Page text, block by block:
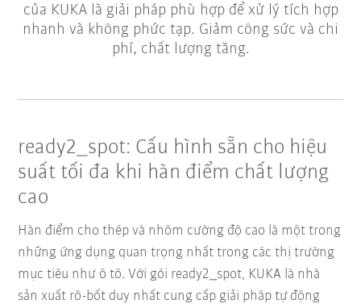
của KUKA là giải pháp phù hợp để xử lý tích hợp
nhanh và không phức tạp. Giảm công sức và chi
phí, chất lượng tăng.
ready2_spot: Cấu hình sẵn cho hiệu
suất tối đa khi hàn điểm chất lượng
cao
Hàn điểm cho thép và nhôm cường độ cao là một trong
những ứng dụng quan trọng nhất trong các thị trường
mục tiêu như ô tô. Với gói ready2_spot, KUKA là nhà
sản xuất rô-bốt duy nhất cung cấp giải pháp tự động